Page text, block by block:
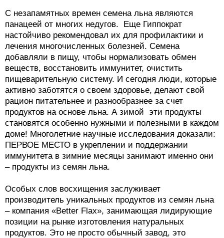
С незапамятных времен семена льна являются
панацеей от многих недугов. Еще Гиппократ
настойчиво рекомендовал их для профилактики и
лечения многочисленных болезней. Семена
добавляли в пищу, чтобы нормализовать обмен
веществ, восстановить иммунитет, очистить
пищеварительную систему. И сегодня люди, которые
активно заботятся о своем здоровье, делают свой
рацион питательнее и разнообразнее за счет
продуктов на основе льна. А зимой эти продукты
становятся особенно нужными и полезными в каждом
доме! Многолетние научные исследования доказали:
ПЕРВОЕ МЕСТО в укреплении и поддержании
иммунитета в зимние месяцы занимают именно они
– продукты из семян льна.
Особых слов восхищения заслуживает
производитель уникальных продуктов из семян льна
– компания «Better Flax», занимающая лидирующие
позиции на рынке изготовления натуральных
продуктов. Это не просто обычный завод, это